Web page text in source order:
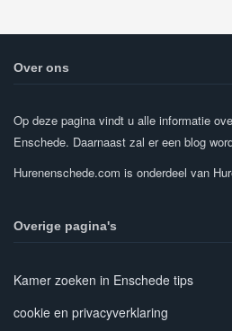
Over ons
Op deze pagina vindt u alle informatie
Enschede. Daarnaast zal er een blog
Hurenenschede.com is onderdeel van
Overige pagina's
Kamer zoeken in Enschede tips
cookie en privacyverklaring